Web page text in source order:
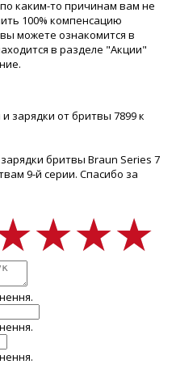
каким-то причинам вам не
100% компенсацию
можете ознакомится в
в разделе "Акции"
зарядки от бритвы 7899 к
бритвы Braun Series 7
9-й серии. Спасибо за